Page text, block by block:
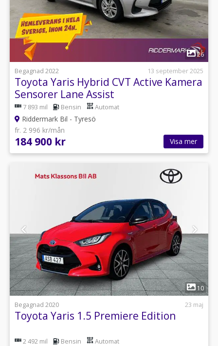
26
Begagnad 2022
13 september 2025
Toyota Yaris Hybrid CVT Active Kamera
Sensorer Lane Assist
7 893 mil Bensin Automat
Riddermark Bil - Tyresö
fr. 2 996 kr/mån
184 900 kr Visa mer
1
10
Begagnad 2020
23 maj
Toyota Yaris 1.5 Premiere Edition
2 492 mil Bensin Automat